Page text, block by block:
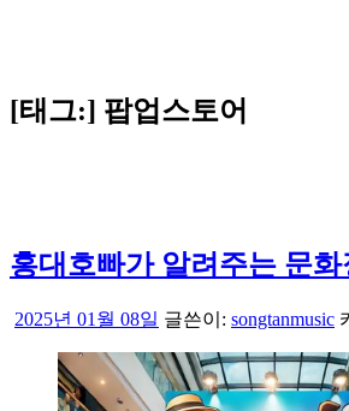
[태그:] 팝업스토어
홍대호빠가 알려주는 문화
2025년 01월 08일 글쓴이: songtanmusic